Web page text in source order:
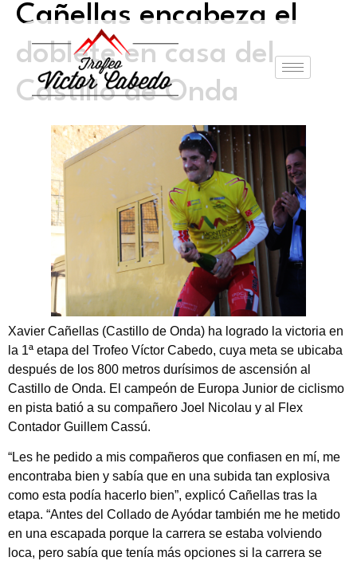
Cañellas encabeza el
doblete en casa del
Castillo de Onda
Xavier Cañellas (Castillo de Onda) ha logrado la victoria en
la 1ª etapa del Trofeo Víctor Cabedo, cuya meta se ubicaba
después de los 800 metros durísimos de ascensión al
Castillo de Onda. El campeón de Europa Junior de ciclismo
en pista batió a su compañero Joel Nicolau y al Flex
Contador Guillem Cassú.
“Les he pedido a mis compañeros que confiasen en mí, me
encontraba bien y sabía que en una subida tan explosiva
como esta podía hacerlo bien”, explicó Cañellas tras la
etapa. “Antes del Collado de Ayódar también me he metido
en una escapada porque la carrera se estaba volviendo
loca, pero sabía que tenía más opciones si la carrera se